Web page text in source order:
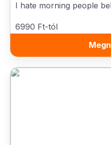
I hate morning people
6990 Ft-tól